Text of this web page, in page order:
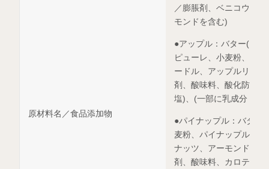
原材料名／食品添加物
／膨脹剤、ベニコウジ
モンドを含む)
●アップル：バター(ニ
ピューレ、小麦粉、ド
ードル、アップルリキ
剤、酸味料、酸化防止
塩)、(一部に乳成分・卵
●パイナップル：バター
麦粉、パイナップルピ
ナッツ、アーモンドプ
剤、酸味料、カロテン